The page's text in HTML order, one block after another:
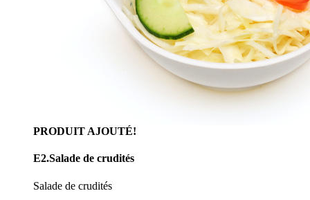
PRODUIT AJOUTÉ!
E2.Salade de crudités
Salade de crudités